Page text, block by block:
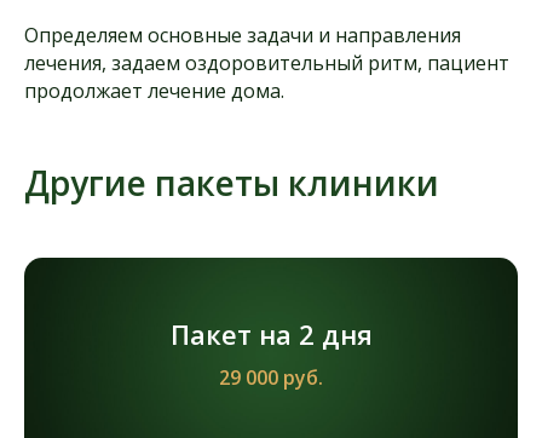
Определяем основные задачи и направления
лечения, задаем оздоровительный ритм, пациент
продолжает лечение дома.
Другие пакеты клиники
Пакет на 2 дня
29 000 руб.